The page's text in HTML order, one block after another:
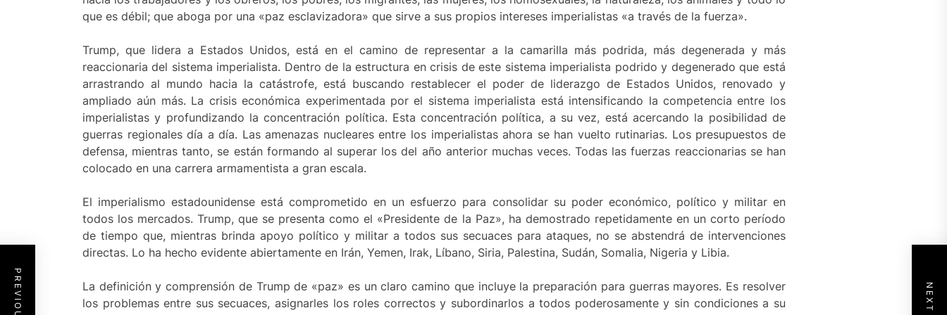
que es débil; que aboga por una «paz esclavizadora» que sirve a sus propios intereses imperialistas «a través de la fuerza».
Trump, que lidera a Estados Unidos, está en el camino de representar a la camarilla más podrida, más degenerada y más
reaccionaria del sistema imperialista. Dentro de la estructura en crisis de este sistema imperialista podrido y degenerado que está
arrastrando al mundo hacia la catástrofe, está buscando restablecer el poder de liderazgo de Estados Unidos, renovado y
ampliado aún más. La crisis económica experimentada por el sistema imperialista está intensificando la competencia entre los
imperialistas y profundizando la concentración política. Esta concentración política, a su vez, está acercando la posibilidad de
guerras regionales día a día. Las amenazas nucleares entre los imperialistas ahora se han vuelto rutinarias. Los presupuestos de
defensa, mientras tanto, se están formando al superar los del año anterior muchas veces. Todas las fuerzas reaccionarias se han
colocado en una carrera armamentista a gran escala.
El imperialismo estadounidense está comprometido en un esfuerzo para consolidar su poder económico, político y militar en
todos los mercados. Trump, que se presenta como el «Presidente de la Paz», ha demostrado repetidamente en un corto período
de tiempo que, mientras brinda apoyo político y militar a todos sus secuaces para ataques, no se abstendrá de intervenciones
directas. Lo ha hecho evidente abiertamente en Irán, Yemen, Irak, Líbano, Siria, Palestina, Sudán, Somalia, Nigeria y Libia.
La definición y comprensión de Trump de «paz» es un claro camino que incluye la preparación para guerras mayores. Es resolver
los problemas entre sus secuaces, asignarles los roles correctos y subordinarlos a todos poderosamente y sin condiciones a su